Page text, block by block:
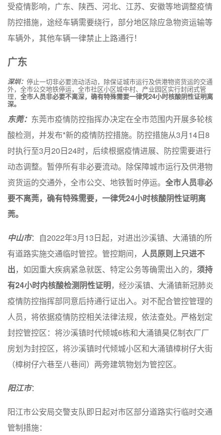
受疫情影响，广东、陕西、河北、江苏、安徽等地调整疫情
防控措施，途经车辆需要绕行，部分地区除应急物资运输等
车辆外，其他车辆一律禁止上路通行！
广东
深圳： 停止一切非必要流动活动，除保证城市运行及供港物资货运的交通
外，全市公交地铁停运，全市社区小区城中村、产业园区实行封闭式管
理， 全市人员非必要不离深，确有特殊需要一律凭24小时核酸阴性证明离
深。
东莞： 东莞市疫情防控指挥办决定在全市范围内开展多轮核
酸检测，并发布*新的疫情防控措施。防控措施从3月14日8
时执行至3月20日24时，后续根据疫情进展、防控需要进行
动态调整。暂停所有非必要流动。除保障城市运行及供港物
资货运的交通外，全市公交、地铁暂时停运。 全市人员非必
要不离莞，确有特殊需要，一律凭24小时核酸阴性证明离
莞。
中山市：自2022年3月13日起，对进出沙溪镇、大涌镇的所
有道路实施交通临时管控。管控期间， 人员原则上只进不
出，如因重大疾病紧急就医、特定公务等确需出入的， 须持
有24小时内核酸检测阴性证明，经沙溪镇、大涌镇新冠肺炎
疫情防控指挥部同意后持通行证出入。对不配合管控管理的
人员，将依据疫情防控相关法律法规，依法查处。严格划定
封控管控区：将沙溪镇时代倾城6栋和大涌镇昊亿制衣厂厂
房划为封控区，将沙溪镇时代倾城小区和大涌镇樟树仔大街
（樟树仔六巷至八巷间）两旁建筑物划为管控区。
阳江市：
阳江市公安局交警支队即日起对市区部分道路实行临时交通
管制措施：